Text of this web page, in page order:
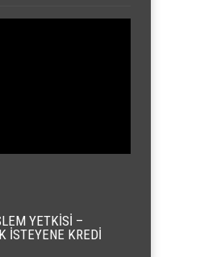
YETKISI –
İSTEYENE KREDI